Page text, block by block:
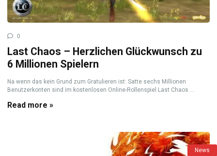
0
Last Chaos – Herzlichen Glückwunsch zu
6 Millionen Spielern
Na wenn das kein Grund zum Gratulieren ist: Satte sechs Millionen
Benutzerkonten sind im kostenlosen Online-Rollenspiel Last Chaos ...
Read more »
News